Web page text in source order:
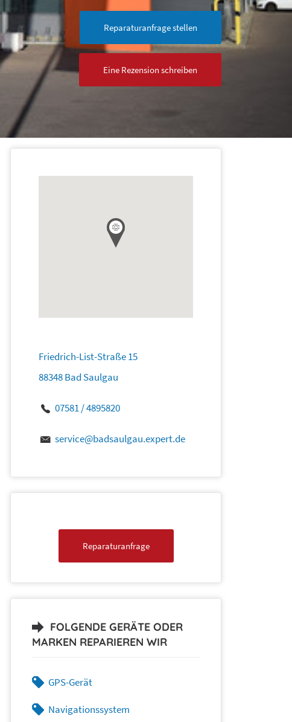
Reparaturanfrage stellen
Eine Rezension schreiben
Friedrich-List-Straße 15
88348 Bad Saulgau
07581 / 4895820
service@badsaulgau.expert.de
Reparaturanfrage
FOLGENDE GERÄTE ODER
MARKEN REPARIEREN WIR
GPS-Gerät
Navigationssystem